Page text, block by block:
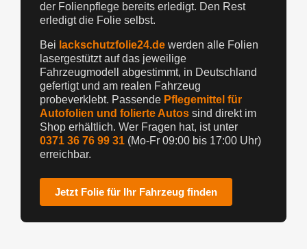
der Folienpflege bereits erledigt. Den Rest
erledigt die Folie selbst.
Bei lackschutzfolie24.de werden alle Folien
lasergestützt auf das jeweilige
Fahrzeugmodell abgestimmt, in Deutschland
gefertigt und am realen Fahrzeug
probeverklebt. Passende Pflegemittel für
Autofolien und folierte Autos sind direkt im
Shop erhältlich. Wer Fragen hat, ist unter
0371 36 76 99 31 (Mo-Fr 09:00 bis 17:00 Uhr)
erreichbar.
Jetzt Folie für Ihr Fahrzeug finden